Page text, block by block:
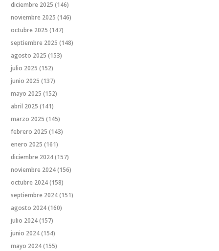
diciembre 2025 (146)
noviembre 2025 (146)
octubre 2025 (147)
septiembre 2025 (148)
agosto 2025 (153)
julio 2025 (152)
junio 2025 (137)
mayo 2025 (152)
abril 2025 (141)
marzo 2025 (145)
febrero 2025 (143)
enero 2025 (161)
diciembre 2024(157)
noviembre 2024(156)
octubre 2024(158)
septiembre 2024(151)
agosto 2024(160)
julio 2024(157)
junio 2024(154)
mayo 2024(155)